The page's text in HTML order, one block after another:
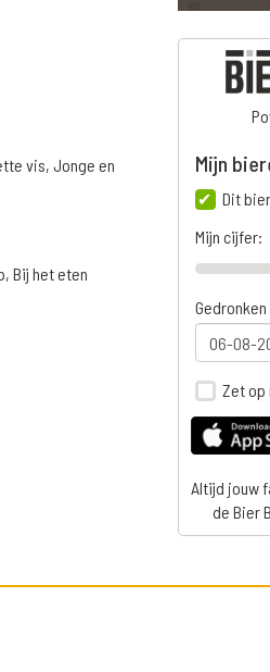
vis, Jonge en
Bij het eten
Mijn
Dit
Mijn cijfer:
Zet op
Altijd jouw
de Bier